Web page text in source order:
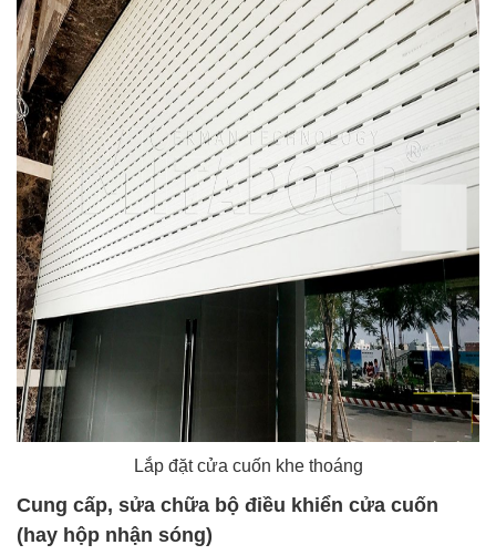
Lắp đặt cửa cuốn khe thoáng
Cung cấp, sửa chữa bộ điều khiển cửa cuốn
(hay hộp nhận sóng)